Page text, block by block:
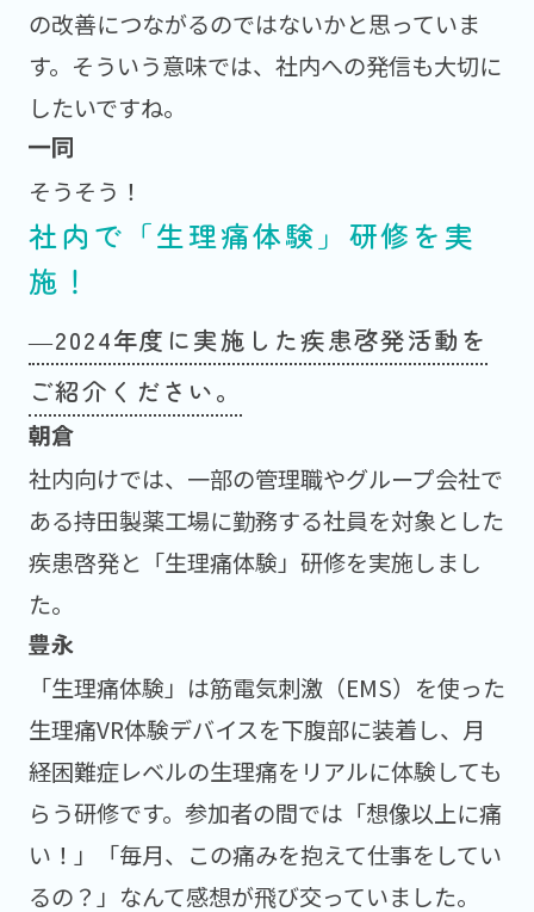
の改善につながるのではないかと思っていま
す。そういう意味では、社内への発信も大切に
したいですね。
そうそう！
社内で「生理痛体験」研修を実
施！
―2024年度に実施した疾患啓発活動を
ご紹介ください。
社内向けでは、一部の管理職やグループ会社で
ある持田製薬工場に勤務する社員を対象とした
疾患啓発と「生理痛体験」研修を実施しまし
た。
「生理痛体験」は筋電気刺激（EMS）を使った
生理痛VR体験デバイスを下腹部に装着し、月
経困難症レベルの生理痛をリアルに体験しても
らう研修です。参加者の間では「想像以上に痛
い！」「毎月、この痛みを抱えて仕事をしてい
るの？」なんて感想が飛び交っていました。